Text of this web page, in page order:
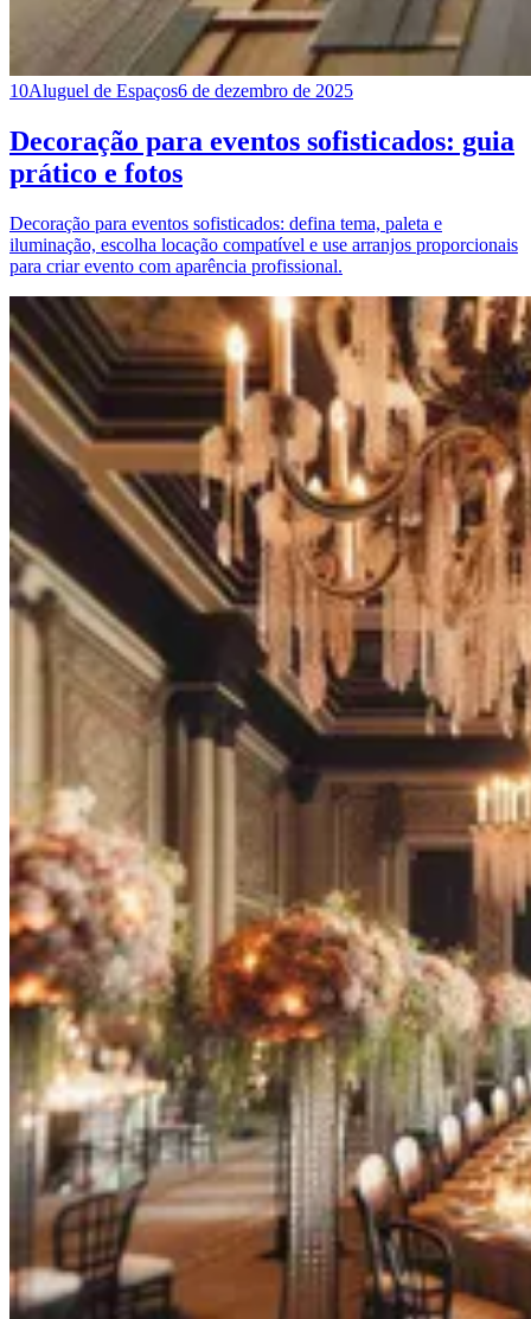
10Aluguel de Espaços6 de dezembro de 2025
Decoração para eventos sofisticados: guia
prático e fotos
Decoração para eventos sofisticados: defina tema, paleta e
iluminação, escolha locação compatível e use arranjos proporcionais
para criar evento com aparência profissional.